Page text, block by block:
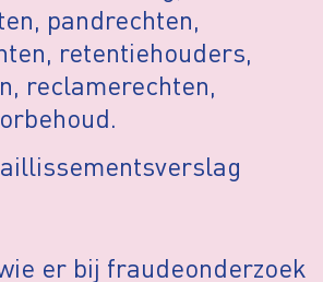
pandrechten,
retentiehouders,
reclamerechten,
er bij fraudeonderzoek